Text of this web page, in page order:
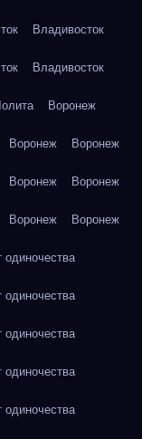
Владивосток
Владивосток
Воронеж
Воронеж Воронеж
Воронеж Воронеж
Воронеж Воронеж